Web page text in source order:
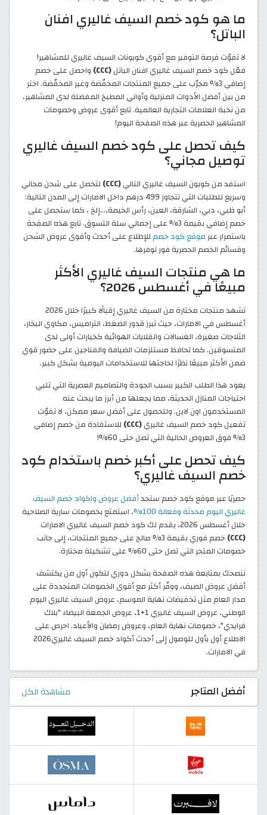
ما هو كود خصم السيف غاليري افنان
الباتل؟
لا تفوّت فرصة التوفير مع أقوى كوبونات السيف غاليري للمشاهير!
فعّل كود خصم السيف غاليري افنان الباتل(CCC)
واحصل على خصم
إضافي 3% مجرّب على جميع المنتجات المخفّضة وغير المخفّضة. اختر
من بين أفضل الأدوات المنزلية وأواني المطبخ المفضلة لدى المشاهير،
من نخبة العلامات التجارية العالمية. تابع أقوى عروض وخصومات
المشاهير الحصرية عبر هذه الصفحة اليوم!
كيف تحصل على كود خصم السيف غاليري
توصيل مجاني؟
استفد من كوبون السيف غاليري التالي(CCC)
لتحصل على شحن مجاني
وسريع للطلبات التي تتجاوز 499 درهم داخل الامارات إلى المدن التالية:
أبو ظبي، دبي، الشارقة، العين، رأس الخيمة،…إلخ ، كما ستحصل على
خصم إضافي بقيمة 3% على إجمالي سلة التسوق. تابع هذه الصفحة
باستمرار عبرموقع كود خصم للإطلاع على أحدث وأقوى عروض الشحن
وقسائم الخصم الحصرية فور توفرها.
ما هي منتجات السيف غاليري الأكثر
مبيعًا في أغسطس 2026؟
تشهد منتجات مختارة من السيف غاليري إقبالًا كبيرًا خلال 2026
أغسطس في الامارات، حيث تبرز قدور الضغط، التراميس، مكاوي البخار،
الثلاجات صغيرة، الغسالات والقلايات الهوائية كخيارات أولى لدى
المتسوقين. كما تحافظ مستلزمات الضيافة والفناجين على حضور قوي
ضمن الأكثر مبيعًا نظرًا لحاجتها للاستخدامات اليومية بشكل كبير.
يعود هذا الطلب الكبير بسبب الجودة والتصاميم العصرية التي تلبي
احتياجات المنازل الحديثة، مما يجعلها من أبرز ما يبحث عنه
المستخدمون اون لاين. وللحصول على أفضل سعر ممكن، لا تفوّت
تفعيل كود خصم السيف غاليري(CCC)
للاستفادة من خصم إضافي
3% فوق العروض الحالية التي تصل حتى 60%!
كيف تحصل على أكبر خصم باستخدام كود
خصم السيف غاليري؟
حصريًا عبر موقع كود خصم ستجدأفضل عروض واكواد خصم السيف
غاليري اليوم محدثة وفعالة 100%
، استمتع بخصومات سارية الصلاحية
خلال أغسطس 2026، يقدم لك كود خصم السيف غاليري الامارات
(CCC)
خصم فوري بقيمة 3% صالح على جميع المنتجات، إلى جانب
خصومات المتجر التي تصل حتى 60% على تشكيلة مختارة.
ننصحك بمتابعة هذه الصفحة بشكل دوري لتكون أول من يكتشف
أفضل عروض الصيف، ووفّر أكثر مع أقوى الخصومات المتجددة على
مدار العام مثل تخفيضات نهاية الموسم، عروض السيف غاليري اليوم
الوطني، عروض السيف غاليري 1+1، عروض الجمعة البيضاء "بلاك
فرايدي"، خصومات نهاية العام، وعروض رمضان والأعياد. احرص على
الاطلاع أول بأول للوصول إلى أحدث أكواد خصم السيف غاليري2026
في الامارات.
أفضل المتاجر مشاهدة الكل